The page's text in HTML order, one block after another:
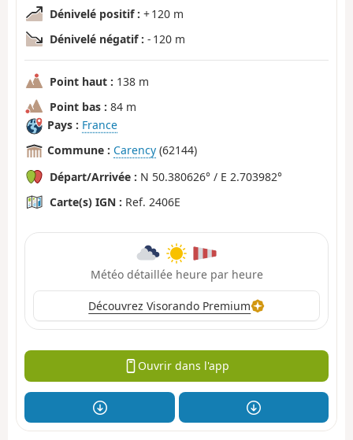
Dénivelé positif : + 120 m
Dénivelé négatif : - 120 m
Point haut : 138 m
Point bas : 84 m
Pays : France
Commune : Carency (62144)
Départ/Arrivée : N 50.380626° / E 2.703982°
Carte(s) IGN : Ref. 2406E
Météo détaillée heure par heure
Découvrez Visorando Premium
Ouvrir dans l'app